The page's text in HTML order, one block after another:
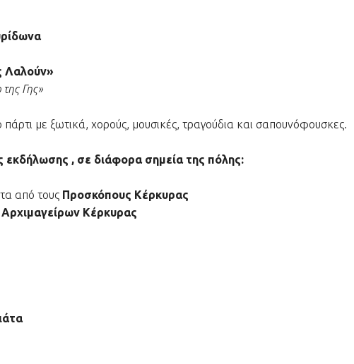
Λαλούν»
Γης»
πάρτι με ξωτικά, χορούς, μουσικές, τραγούδια και σαπουνόφουσκες.
εκδήλωσης , σε διάφορα σημεία της πόλης:
από τους Προσκόπους Κέρκυρας
Κέρκυρας